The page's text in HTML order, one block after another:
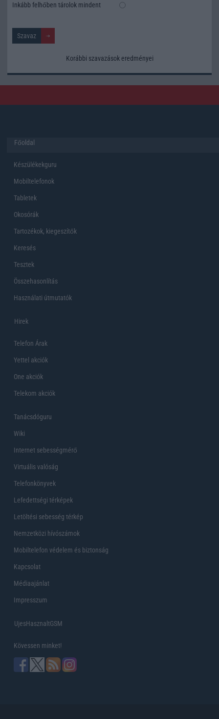
Inkább felhőben tárolok mindent
Korábbi szavazások eredményei
Főoldal
Készülékekguru
Mobiltelefonok
Tabletek
Okosórák
Tartozékok, kiegeszítők
Keresés
Tesztek
Összehasonlítás
Használati útmutatók
Hirek
Telefon Árak
Yettel akciók
One akciók
Telekom akciók
Tanácsdóguru
Wiki
Internet sebességmérő
Virtuális valóság
Telefonkönyvek
Lefedettségi térképek
Letöltési sebesség térkép
Nemzetközi hívószámok
Mobiltelefon védelem és biztonság
Kapcsolat
Médiaajánlat
Impresszum
UjesHasznaltGSM
Kövessen minket!